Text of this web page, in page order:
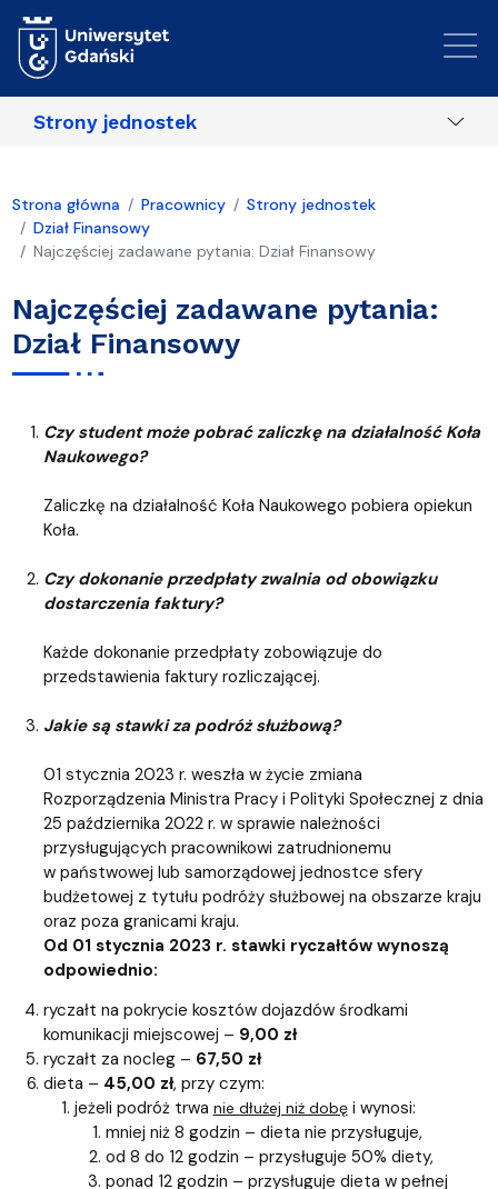
Strony jednostek
Strona główna Pracownicy
Strony jednostek
Dział Finansowy
Najczęściej zadawane pytania: Dział Finansowy
Najczęściej zadawane pytania:
Dział Finansowy
Czy student może pobrać zaliczkę na działalność Koła
Naukowego?
Zaliczkę na działalność Koła Naukowego pobiera opiekun
Koła.
Czy dokonanie przedpłaty zwalnia od obowiązku
dostarczenia faktury?
Każde dokonanie przedpłaty zobowiązuje do
przedstawienia faktury rozliczającej.
Jakie są stawki za podróż służbową?
01 stycznia 2023 r. weszła w życie zmiana
Rozporządzenia Ministra Pracy i Polityki Społecznej z dnia
25 października 2022 r. w sprawie należności
przysługujących pracownikowi zatrudnionemu
w państwowej lub samorządowej jednostce sfery
budżetowej z tytułu podróży służbowej na obszarze kraju
oraz poza granicami kraju.
Od 01 stycznia 2023 r. stawki ryczałtów wynoszą
odpowiednio:
ryczałt na pokrycie kosztów dojazdów środkami
komunikacji miejscowej – 9,00 zł
ryczałt za nocleg – 67,50 zł
dieta – 45,00 zł, przy czym:
jeżeli podróż trwa nie dłużej niż dobęi wynosi:
mniej niż 8 godzin – dieta nie przysługuje,
od 8 do 12 godzin – przysługuje 50% diety,
ponad 12 godzin – przysługuje dieta w pełnej